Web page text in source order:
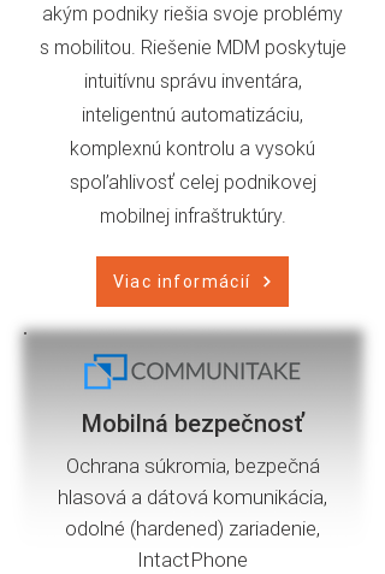
akým podniky riešia svoje problémy
s mobilitou. Riešenie MDM poskytuje
intuitívnu správu inventára,
inteligentnú automatizáciu,
komplexnú kontrolu a vysokú
spoľahlivosť celej podnikovej
mobilnej infraštruktúry.
Viac informácií
Mobilná bezpečnosť
Ochrana súkromia, bezpečná
hlasová a dátová komunikácia,
odolné (hardened) zariadenie,
IntactPhone